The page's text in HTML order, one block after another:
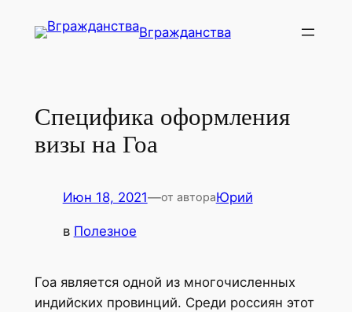
Вгражданства
Специфика оформления
визы на Гоа
Июн 18, 2021—от автораЮрий
в Полезное
Гоа является одной из многочисленных
индийских провинций. Среди россиян этот